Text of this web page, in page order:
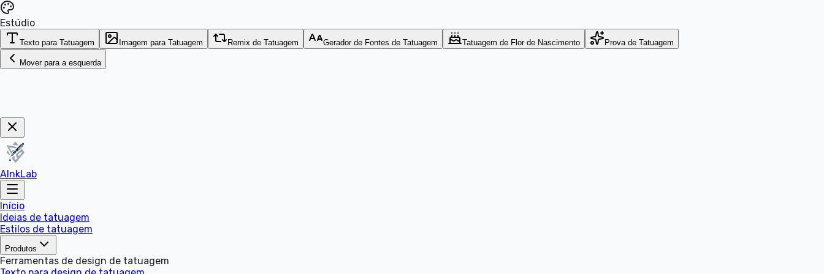
Estúdio
Texto para Tatuagem Imagem para Tatuagem Remix de Tatuagem Gerador de Fontes de Tatuagem Tatuagem de Flor de Nascimento Prova de Tatuagem
Mover para a esquerda
AInkLab
Início
Ideias de tatuagem
Estilos de tatuagem
Produtos
Ferramentas de design de tatuagem